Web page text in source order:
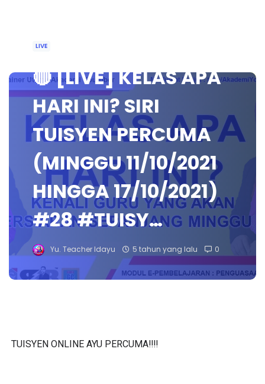
LIVE
🔴 [LIVE] KELAS APA
HARI INI? SIRI
TUISYEN PERCUMA
(MINGGU 11/10/2021
HINGGA 17/10/2021)
#28 #TUISY…
Yu. Teacher Idayu 5 tahun yang lalu 0
TUISYEN ONLINE AYU PERCUMA‼️‼️